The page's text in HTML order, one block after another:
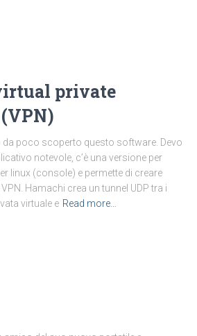
private
da poco scoperto questo software. Devo
notevole, c’è una versione per
linux (console) e permette di creare
Hamachi crea un tunnel UDP tra i
virtuale e Read more…